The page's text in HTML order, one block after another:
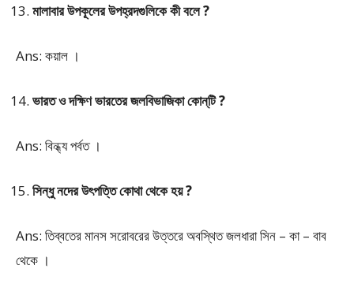
মালাবার উপকূলের উপহ্রদগুলিকে কী বলে ?
Ans: কয়াল ।
ভারত ও দক্ষিণ ভারতের জলবিভাজিকা কোন্‌টি ?
Ans: বিন্ধ্য পর্বত ।
সিন্ধু নদের উৎপত্তি কোথা থেকে হয় ?
Ans: তিব্বতের মানস সরোবরের উত্তরে অবস্থিত জলধারা সিন – কা – বাব
থেকে ।